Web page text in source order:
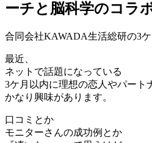
ーチと脳科学のコラ
合同会社KAWADA生活総研の3
最近、
ネットで話題になっている
3ケ月以内に理想の恋人やパート
かなり興味があります。
口コミとか
モニターさんの成功例とか